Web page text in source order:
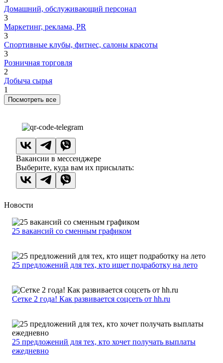
Домашний, обслуживающий персонал
3
Маркетинг, реклама, PR
3
Спортивные клубы, фитнес, салоны красоты
3
Розничная торговля
2
Добыча сырья
1
Посмотреть все
Вакансии в мессенджере
Выберите, куда вам их присылать:
Новости
25 вакансий со сменным графиком
25 предложений для тех, кто ищет подработку на лето
Сетке 2 года! Как развивается соцсеть от hh.ru
25 предложений для тех, кто хочет получать выплаты
ежедневно